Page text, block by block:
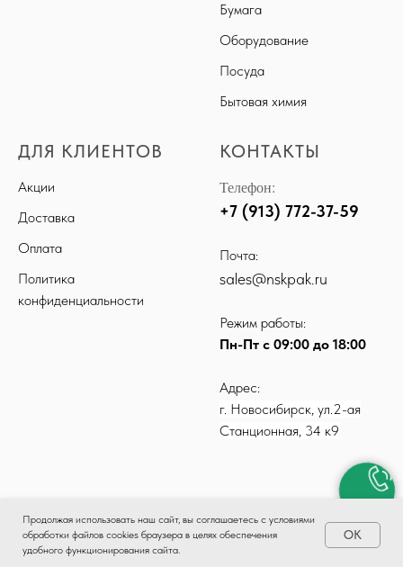
КАТАЛОГ ДОСТАВКА КОНТАКТЫ
Бумага
Оборудование
Посуда
Бытовая химия
ДЛЯ КЛИЕНТОВ
Акции
Доставка
Оплата
Политика
конфиденциальности
КОНТАКТЫ
Телефон:
+7 (913) 772-37-59
Почта:
sales@nskpak.ru
Режим работы:
Пн-Пт с 09:00 до 18:00
Адрес:
г. Новосибирск, ул.2-ая
Станционная, 34 к9
Продолжая использовать наш сайт, вы соглашаетесь с условиями
обработки файлов cookies браузера в целях обеспечения
удобного функционирования сайта.
ОК